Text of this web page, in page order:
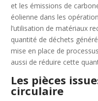
et les émissions de
éolienne dans les
l’utilisation de matériaux
quantité de déchets
mise en place de
aussi de réduire cette
Les pièces
circulaire